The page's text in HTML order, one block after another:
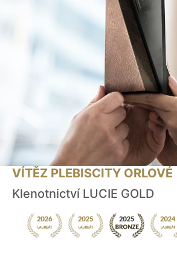
VÍTĚZ PLEBISCITY ORLOVÉ
Klenotnictví LUCIE GOLD